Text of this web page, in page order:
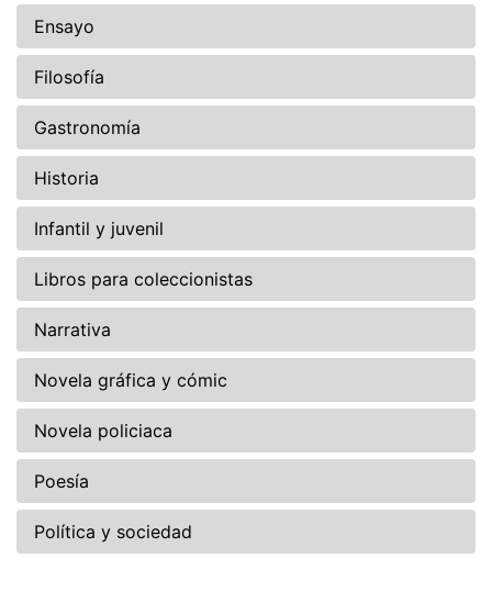
Ensayo
Filosofía
Gastronomía
Historia
Infantil y juvenil
Libros para coleccionistas
Narrativa
Novela gráfica y cómic
Novela policiaca
Poesía
Política y sociedad